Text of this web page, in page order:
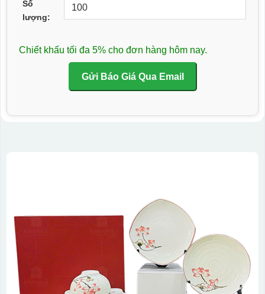
Số
lượng:
Chiết khấu tối đa 5% cho đơn hàng hôm nay.
Gửi Báo Giá Qua Email